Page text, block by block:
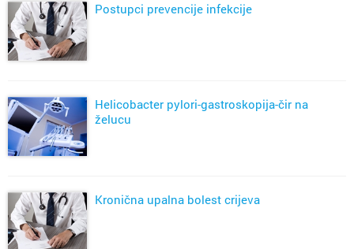
Postupci prevencije infekcije
Helicobacter pylori-gastroskopija-čir na
želucu
Kronična upalna bolest crijeva